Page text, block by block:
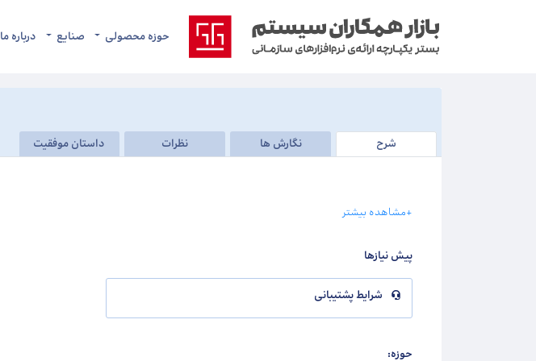
حوزه محصولی صنایع درباره ما
شرح نگارش ها نظرات داستان موفقیت
+مشاهده بیشتر
پیش نیازها
شرایط پشتیبانی
حوزه: